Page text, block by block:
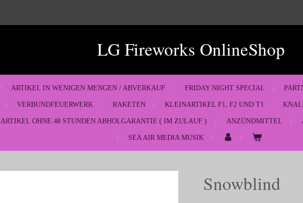
LG Fireworks OnlineShop
ARTIKEL IN WENIGEN MENGEN / ABVERKAUF FRIDAY NIGHT SPECIAL
VERBUNDFEUERWERK RAKETEN KLEINARTIKEL F1, F2 UND T1
ARTIKEL OHNE 48 STUNDEN ABHOLGARANTIE ( IM ZULAUF ) ANZÜNDMITTEL
SEA AIR MEDIA MUSIK
Snowblind